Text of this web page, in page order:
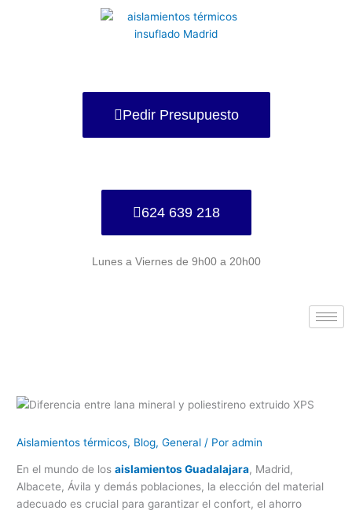
Pedir Presupuesto
624 639 218
Lunes a Viernes de 9h00 a 20h00
Aislamientos térmicos, Blog,General / Poradmin
En el mundo de losaislamientos Guadalajara, Madrid,
Albacete, Ávila y demás poblaciones, la elección del material
adecuado es crucial para garantizar el confort, el ahorro